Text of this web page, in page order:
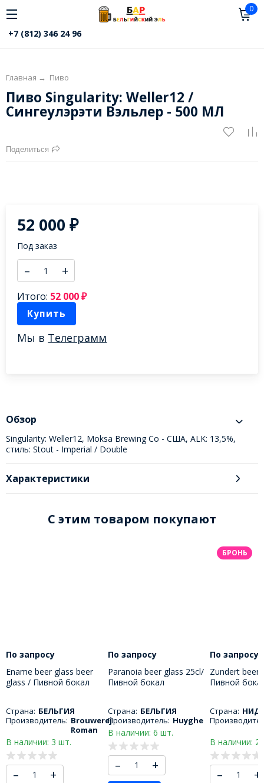
0
+7 (812) 346 24 96
Главная → Пиво
Пиво Singularity: Weller12 /
Сингеулэрэти Вэльлер - 500 МЛ
Поделиться
52 000₽
Под заказ
– +
Итого: 52 000₽
Купить
Мы в Телеграмм
Обзор
Singularity: Weller12, Moksa Brewing Co - США, ALK: 13,5%,
стиль: Stout - Imperial / Double
Характеристики
C этим товаром покупают
По запросу
Ename beer glass beer
glass / Пивной бокал
Страна: БЕЛЬГИЯ
Производитель: Brouwerej
Roman
В наличии: 3 шт.
– +
По запросу
Paranoia beer glass 25cl/
Пивной бокал
Страна: БЕЛЬГИЯ
Производитель: Huyghe
В наличии: 6 шт.
– +
БРОНЬ
По запросу
Zundert beer
Пивной
Страна:
В наличии: 2
– +